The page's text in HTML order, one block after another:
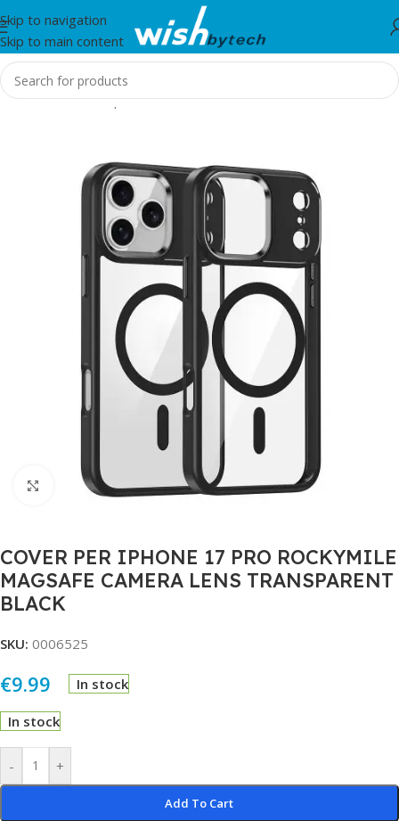
Skip to navigation
Skip to main content
Home/Aksesorë për mobil dhe IT
Click to enlarge
COVER PER IPHONE 17 PRO ROCKYMILE
MAGSAFE CAMERA LENS TRANSPARENT
BLACK
SKU: 0006525
€9.99 In stock
In stock
- +
Add To Cart
Alternative: